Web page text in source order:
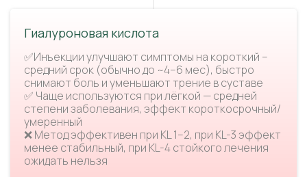
Гиалуроновая кислота
✅Инъекции улучшают симптомы на короткий –
средний срок (обычно до ~4–6 мес), быстро
снимают боль и уменьшают трение в суставе
✅ Чаще используются при лёгкой — средней
степени заболевания, эффект короткосрочный/
умеренный
❌ Метод эффективен при KL 1–2, при KL-3 эффект
менее стабильный, при KL-4 стойкого лечения
ожидать нельзя